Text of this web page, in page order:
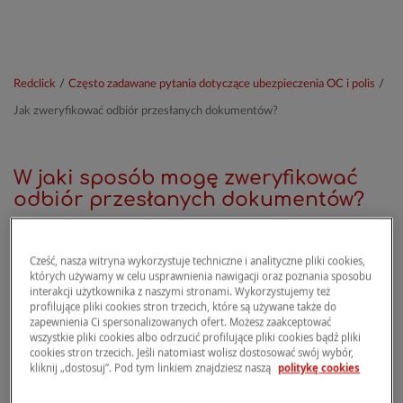
Redclick / Często zadawane pytania dotyczące ubezpieczenia OC i polis /
Jak zweryfikować odbiór przesłanych dokumentów?
W jaki sposób mogę zweryfikować
odbiór przesłanych dokumentów?
Dokumenty zwykle przetwarzane są bardzo
szybko.
Nie trzeba się z nami kontaktować ani prosić o
ponowne przesłanie dokumentów. Najpóźniej
w ciągu 24 godzin prześlemy wiadomość e-
Cześć, nasza witryna wykorzystuje techniczne i analityczne pliki cookies,
których używamy w celu usprawnienia nawigacji oraz poznania sposobu
interakcji użytkownika z naszymi stronami. Wykorzystujemy też
profilujące pliki cookies stron trzecich, które są używane także do
zapewnienia Ci spersonalizowanych ofert. Możesz zaakceptować
wszystkie pliki cookies albo odrzucić profilujące pliki cookies bądź pliki
cookies stron trzecich. Jeśli natomiast wolisz dostosować swój wybór,
kliknij „dostosuj”. Pod tym linkiem znajdziesz naszą politykę cookies